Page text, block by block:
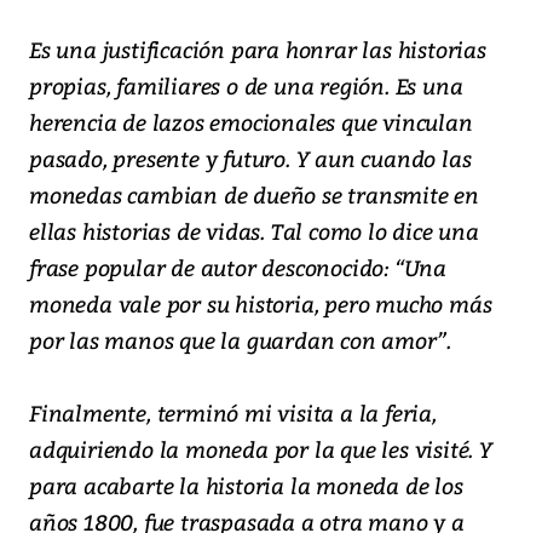
Es una justificación para honrar las historias
propias, familiares o de una región. Es una
herencia de lazos emocionales que vinculan
pasado, presente y futuro. Y aun cuando las
monedas cambian de dueño se transmite en
ellas historias de vidas. Tal como lo dice una
frase popular de autor desconocido: “Una
moneda vale por su historia, pero mucho más
por las manos que la guardan con amor”.
Finalmente, terminó mi visita a la feria,
adquiriendo la moneda por la que les visité. Y
para acabarte la historia la moneda de los
años 1800, fue traspasada a otra mano y a